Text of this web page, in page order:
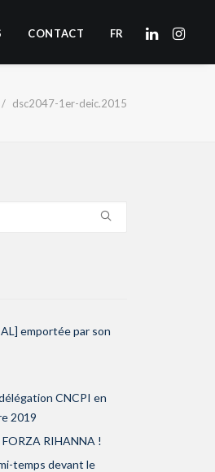
CONTACT FR
dsc2047-1er-deic.2015
emportée par son
CNCPI en
2019
RIHANNA !
temps devant le